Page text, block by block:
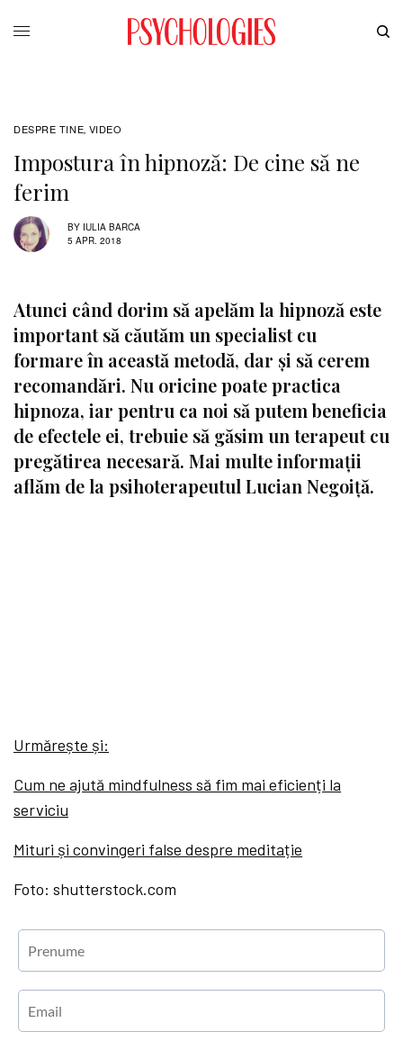
DESPRE TINE, VIDEO
Impostura în hipnoză: De cine să ne
ferim
BY IULIA BARCA
5 APR. 2018
Atunci când dorim să apelăm la hipnoză este
important să căutăm un specialist cu
formare în această metodă, dar și să cerem
recomandări. Nu oricine poate practica
hipnoza, iar pentru ca noi să putem beneficia
de efectele ei, trebuie să găsim un terapeut cu
pregătirea necesară. Mai multe informații
aflăm de la psihoterapeutul Lucian Negoiță.
Urmărește și:
Cum ne ajută mindfulness să fim mai eficienți la
serviciu
Mituri și convingeri false despre meditație
Foto: shutterstock.com